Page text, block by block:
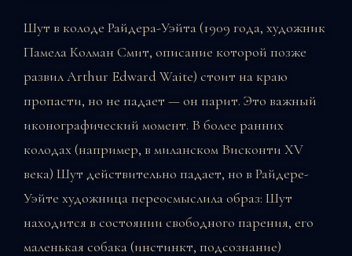
Шут в колоде Райдера-Уэйта (1909 года, художник
Памела Колман Смит, описание которой позже
развил Arthur Edward Waite) стоит на краю
пропасти, но не падает — он парит. Это важный
иконографический момент. В более ранних
колодах (например, в миланском Висконти XV
века) Шут действительно падает, но в Райдере-
Уэйте художница переосмыслила образ: Шут
находится в состоянии свободного парения, его
маленькая собака (инстинкт, подсознание)